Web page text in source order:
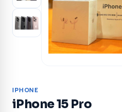
IPHONE
iPhone 15 Pro